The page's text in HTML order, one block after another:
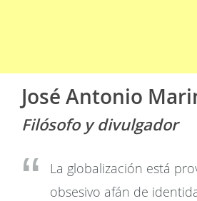
José Antonio
Filósofo y divulgador
La globalización está
obsesivo afán de